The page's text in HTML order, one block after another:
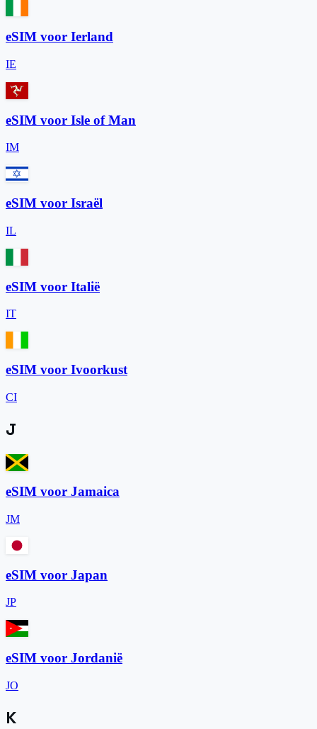
eSIM voor Ierland
IE
eSIM voor Isle of Man
IM
eSIM voor Israël
IL
eSIM voor Italië
IT
eSIM voor Ivoorkust
CI
J
eSIM voor Jamaica
JM
eSIM voor Japan
JP
eSIM voor Jordanië
JO
K